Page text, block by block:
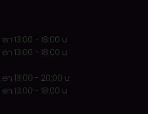
en 13:00 - 18:00 u
en 13:00 - 18:00 u
en 13:00 - 20:00 u
en 13:00 - 18:00 u